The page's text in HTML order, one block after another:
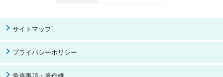
サイトマップ
プライバシーポリシー